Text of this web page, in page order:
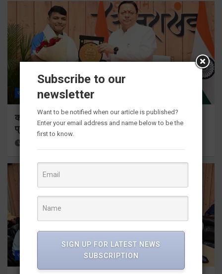
राज्य ALL देहरादून
कॉमनवेल्थ गेम्स 2026 के उत्तराखंड के पदक विजेताओं और
प्रशिक्षकों को मुख्यमंत्री धामी ने किया सम्मानित
राज्य
Subscribe to our
newsletter
Want to be notified when our article is published?
Enter your email address and name below to be the
first to know.
SIGN UP FOR LATEST NEWS
SUBSCRIPTION